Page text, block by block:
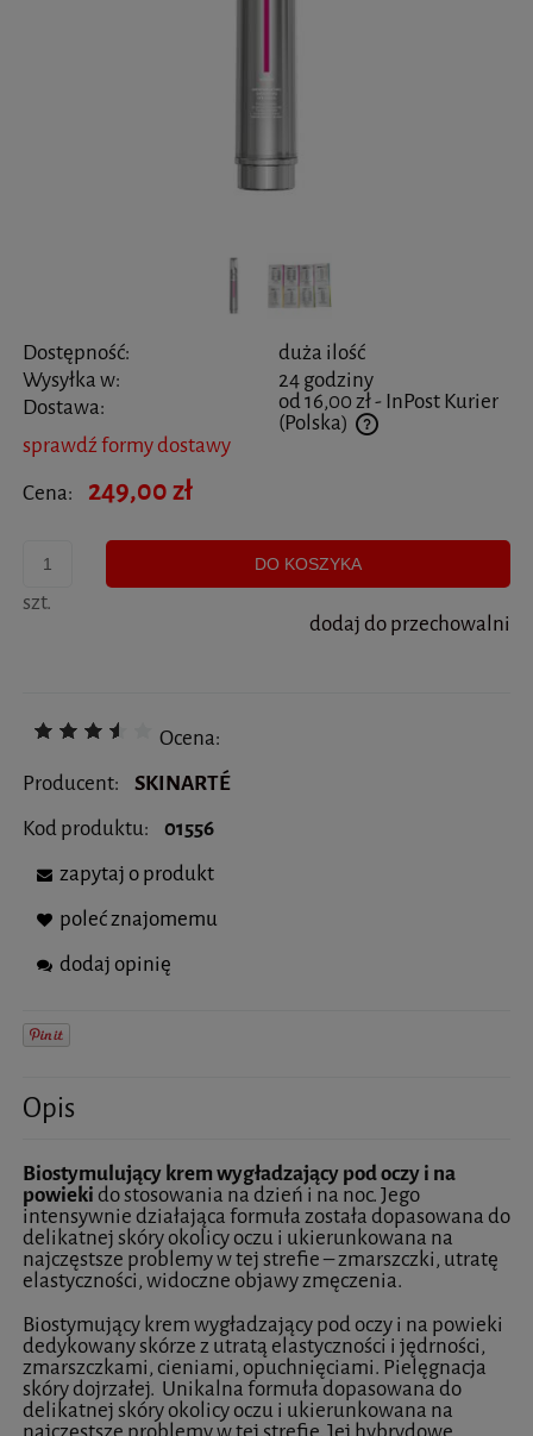
Dostępność:
duża ilość
Wysyłka w:
24 godziny
Dostawa:
od 16,00 zł- InPost Kurier
(Polska)
Cena nie zawiera ewentualnych kosztów płatności
sprawdź formy dostawy
Cena:
249,00 zł
szt.
DO KOSZYKA
dodaj do przechowalni
Ocena:
Producent:
SKINARTÉ
Kod produktu:
01556
zapytaj o produkt
poleć znajomemu
dodaj opinię
Opis
Biostymulujący krem wygładzający pod oczy i na
powiekido stosowania na dzień i na noc. Jego
intensywnie działająca formuła została dopasowana do
delikatnej skóry okolicy oczu i ukierunkowana na
najczęstsze problemy w tej strefie – zmarszczki, utratę
elastyczności, widoczne objawy zmęczenia.
Biostymujący krem wygładzający pod oczy i na powieki
dedykowany skórze z utratą elastyczności i jędrności,
zmarszczkami, cieniami, opuchnięciami. Pielęgnacja
skóry dojrzałej. Unikalna formuła dopasowana do
delikatnej skóry okolicy oczu i ukierunkowana na